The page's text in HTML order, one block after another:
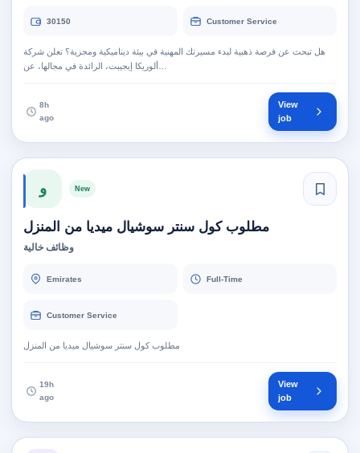
30150 Customer Service
هل تبحث عن فرصة ذهبية لبدء مسيرتك المهنية في بيئة ديناميكية ومجزية؟ تعلن شركة
8h
ago
View
job
و New
مطلوب كول سنتر سوشيال ميديا من المنزل
وظائف خالية
Emirates Full-Time
Customer Service
مطلوب كول سنتر سوشيال ميديا من المنزل
19h
ago
View
job